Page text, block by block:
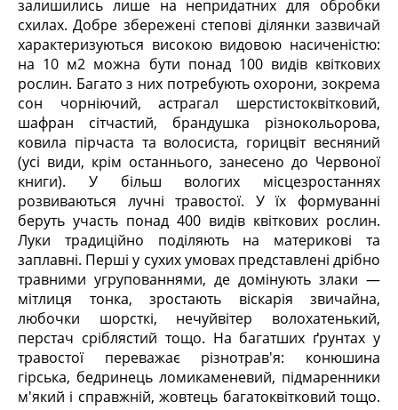
залишились лише на непридатних для обробки
схилах. Добре збережені степові ділянки зазвичай
характеризуються високою видовою насиченістю:
на 10 м2 можна бути понад 100 видів квіткових
рослин. Багато з них потребують охорони, зокрема
сон чорніючий, астрагал шерстистоквітковий,
шафран сітчастий, брандушка різнокольорова,
ковила пірчаста та волосиста, горицвіт весняний
(усі види, крім останнього, занесено до Червоної
книги). У більш вологих місцезростаннях
розвиваються лучні травостої. У їх формуванні
беруть участь понад 400 видів квіткових рослин.
Луки традиційно поділяють на материкові та
заплавні. Перші у сухих умовах представлені дрібно
травними угрупованнями, де домінують злаки —
мітлиця тонка, зростають віскарія звичайна,
любочки шорсткі, нечуйвітер волохатенький,
перстач сріблястий тощо. На багатших ґрунтах у
травостої переважає різнотрав'я: конюшина
гірська, бедринець ломикаменевий, підмаренники
м'який і справжній, жовтець багатоквітковий тощо.